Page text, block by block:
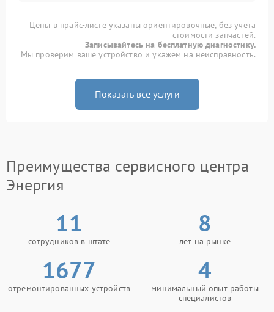
Цены в прайс-листе указаны ориентировочные, без учета
стоимости запчастей.
Записывайтесь на бесплатную диагностику.
Мы проверим ваше устройство и укажем на неисправность.
Показать все услуги
Преимущества сервисного центра
Энергия
11
сотрудников в штате
8
лет на рынке
1677
отремонтированных устройств
4
минимальный опыт работы
специалистов